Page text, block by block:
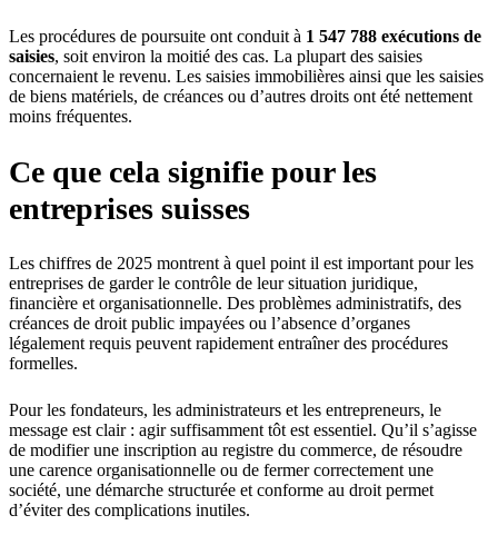
Les procédures de poursuite ont conduit à 1 547 788 exécutions de
saisies, soit environ la moitié des cas. La plupart des saisies
concernaient le revenu. Les saisies immobilières ainsi que les saisies
de biens matériels, de créances ou d’autres droits ont été nettement
moins fréquentes.
Ce que cela signifie pour les
entreprises suisses
Les chiffres de 2025 montrent à quel point il est important pour les
entreprises de garder le contrôle de leur situation juridique,
financière et organisationnelle. Des problèmes administratifs, des
créances de droit public impayées ou l’absence d’organes
légalement requis peuvent rapidement entraîner des procédures
formelles.
Pour les fondateurs, les administrateurs et les entrepreneurs, le
message est clair : agir suffisamment tôt est essentiel. Qu’il s’agisse
de modifier une inscription au registre du commerce, de résoudre
une carence organisationnelle ou de fermer correctement une
société, une démarche structurée et conforme au droit permet
d’éviter des complications inutiles.